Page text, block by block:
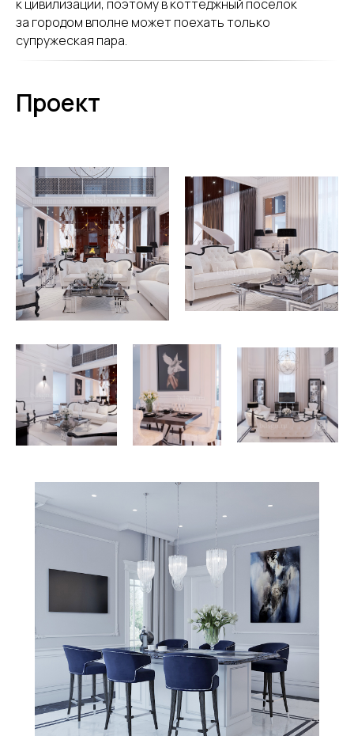
к цивилизации, поэтому в коттеджный поселок
за городом вполне может поехать только
супружеская пара.
Проект